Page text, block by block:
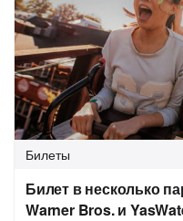
Билеты
Билет в несколько
Warner Bros. и